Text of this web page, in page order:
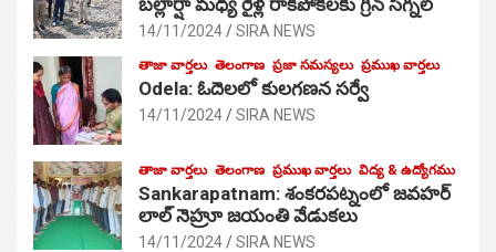
14/11/2024 SIRA NEWS
తాజా వార్తలు తెలంగాణ ప్రజా సమస్యలు ప్రముఖ వార్తలు
Odela: ఓదెలలో కులగణన సర్వే
14/11/2024 SIRA NEWS
తాజా వార్తలు తెలంగాణ ప్రముఖ వార్తలు విద్య & ఉద్యోగము
Sankarapatnam: శంకరపట్నంలో జవహర్
లాల్ నెహ్రూ జయంతి వేడుకలు
14/11/2024 SIRA NEWS